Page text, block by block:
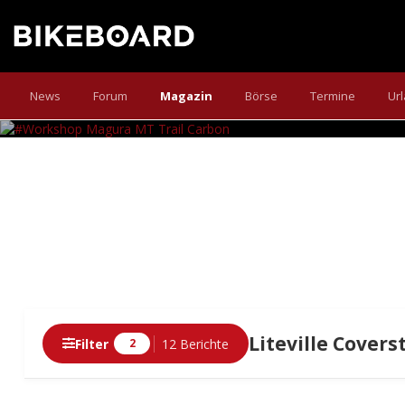
News Forum Magazin Börse Termine
Fotostrecke: Montage der
Liteville
Filter 2 12 Berichte